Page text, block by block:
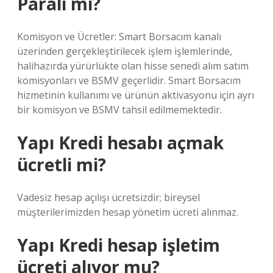
Komisyon ve Ücretler: Smart Borsacım kanalı
üzerinden gerçekleştirilecek işlem işlemlerinde,
halihazırda yürürlükte olan hisse senedi alım satım
komisyonları ve BSMV geçerlidir. Smart Borsacım
hizmetinin kullanımı ve ürünün aktivasyonu için ayrı
bir komisyon ve BSMV tahsil edilmemektedir.
Yapı Kredi hesabı açmak
ücretli mi?
Vadesiz hesap açılışı ücretsizdir; bireysel
müşterilerimizden hesap yönetim ücreti alınmaz.
Yapı Kredi hesap işletim
ücreti alıyor mu?